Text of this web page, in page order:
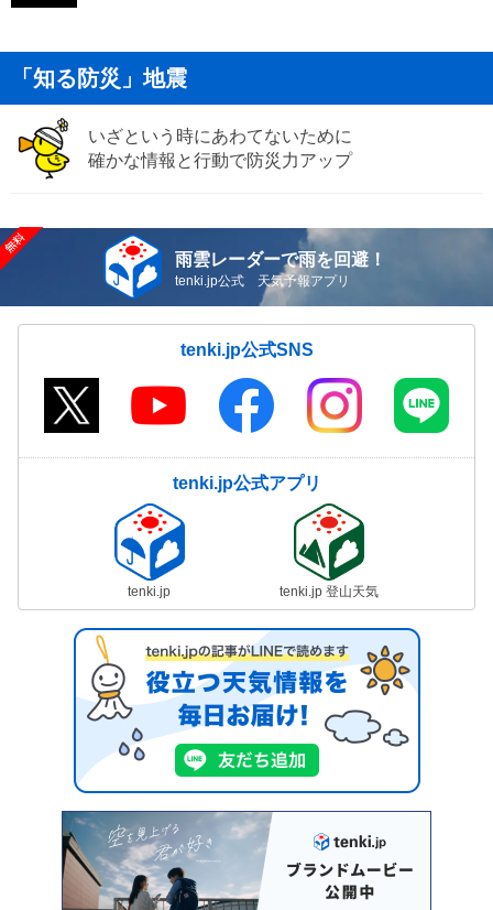
「知る防災」地震
いざという時にあわてないために
確かな情報と行動で防災力アップ
雨雲レーダーで雨を回避！
tenki.jp公式 天気予報アプリ
tenki.jp公式SNS
tenki.jp公式アプリ
tenki.jp tenki.jp 登山天気